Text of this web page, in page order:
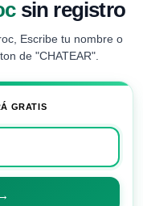
sin registro
Escribe tu nombre o
de "CHATEAR".
GRATIS